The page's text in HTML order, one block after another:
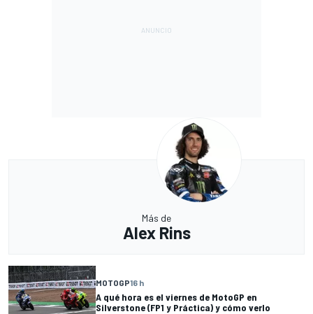
Más de
Alex Rins
MOTOGP16 h
A qué hora es el viernes de MotoGP en
Silverstone (FP1 y Práctica) y cómo verlo